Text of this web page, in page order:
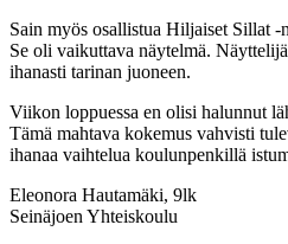
Sain myös osallistua Hiljaiset Sillat -
Se oli vaikuttava näytelmä.
ihanasti tarinan juoneen.
Viikon loppuessa en olisi halunnut
Tämä mahtava kokemus vahvisti
ihanaa vaihtelua koulunpenkillä
Eleonora Hautamäki, 9lk
Seinäjoen Yhteiskoulu